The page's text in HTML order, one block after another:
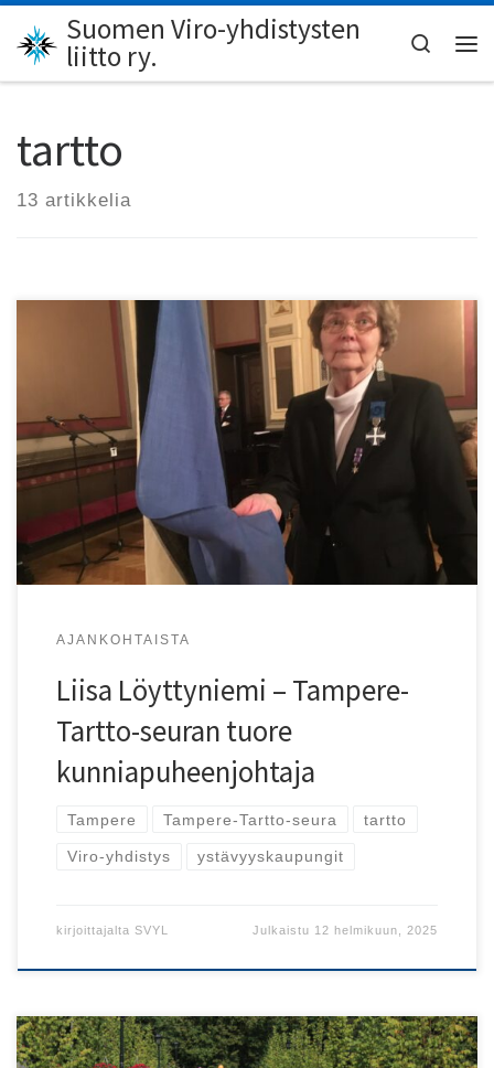
Skip to content
Suomen Viro-yhdistysten
liitto ry.
Search
tartto
13 artikkelia
Tampere-Tartto-seuran pitkäaikainen puheenjohtaja Liisa
Löyttyniemi on nyt seuran kunniapuheenjohtaja.
AJANKOHTAISTA
Liisa Löyttyniemi – Tampere-
Tartto-seuran tuore
kunniapuheenjohtaja
Tampere Tampere-Tartto-seura tartto
Viro-yhdistys ystävyyskaupungit
kirjoittajalta SVYL Julkaistu 12 helmikuun, 2025